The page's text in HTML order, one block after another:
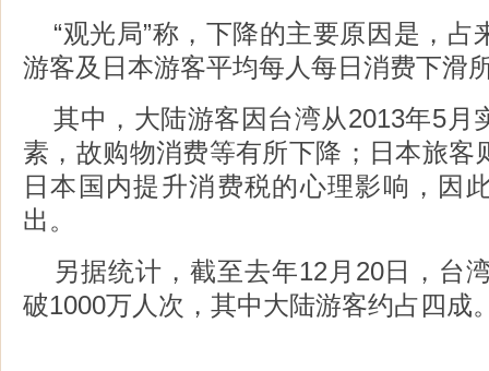
“观光局”称，下降的主要原因是，
游客及日本游客平均每人每日消费下滑
其中，大陆游客因台湾从2013年5月
素，故购物消费等有所下降；日本旅客
日本国内提升消费税的心理影响，因
出。
另据统计，截至去年12月20日，台
破1000万人次，其中大陆游客约占四成